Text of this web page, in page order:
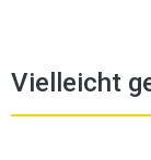
Vielleicht